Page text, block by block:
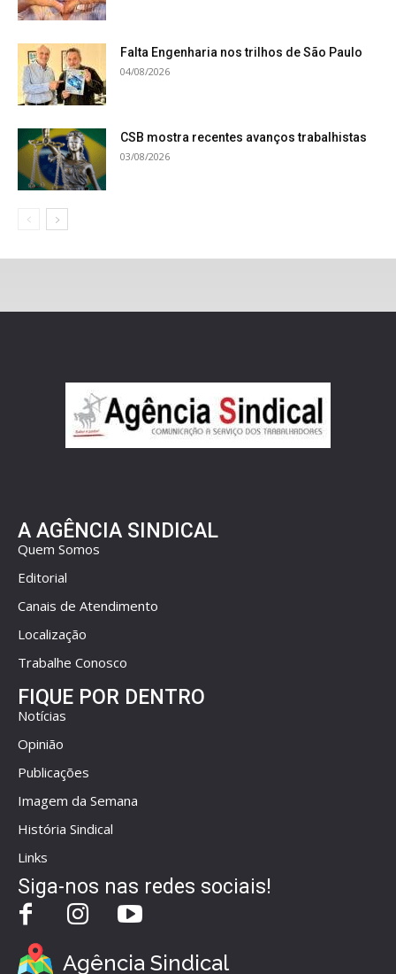
Falta Engenharia nos trilhos de São Paulo
04/08/2026
CSB mostra recentes avanços trabalhistas
03/08/2026
A AGÊNCIA SINDICAL
Quem Somos
Editorial
Canais de Atendimento
Localização
Trabalhe Conosco
FIQUE POR DENTRO
Notícias
Opinião
Publicações
Imagem da Semana
História Sindical
Links
Siga-nos nas redes sociais!
Agência Sindical